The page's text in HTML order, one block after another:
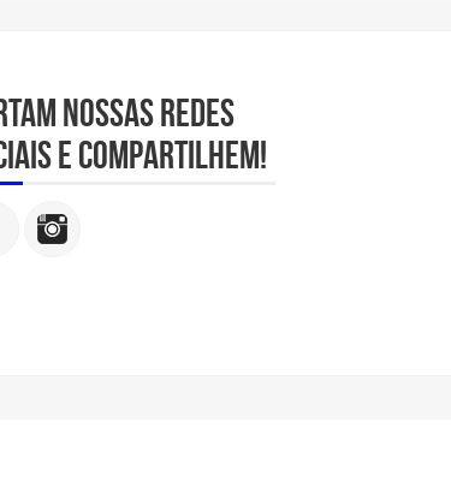
nossas redes
e compartilhem!